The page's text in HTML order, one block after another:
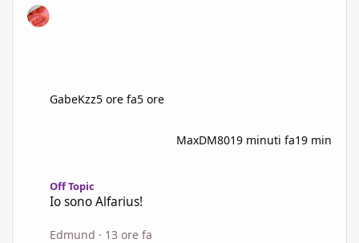
GabeKzz5 ore fa5 ore
MaxDM8019 minuti fa19 min
Off Topic
Io sono Alfarius!
Edmund · 13 ore fa